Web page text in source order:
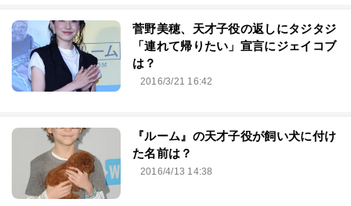
菅野美穂、天才子役の返しにタジタジ
「連れて帰りたい」宣言にジェイコブ
は？
2016/3/21 16:42
『ルーム』の天才子役が飼い犬に付け
た名前は？
2016/4/13 14:38